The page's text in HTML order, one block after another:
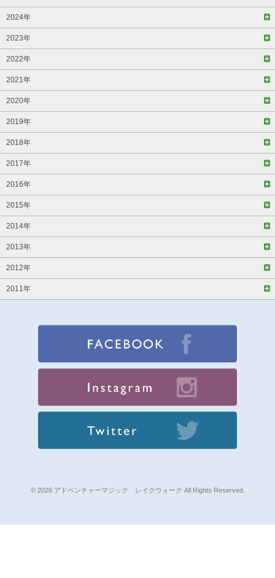
2024年
2023年
2022年
2021年
2020年
2019年
2018年
2017年
2016年
2015年
2014年
2013年
2012年
2011年
© 2026 アドベンチャーマジック レイクウォーク All Rights Reserved.